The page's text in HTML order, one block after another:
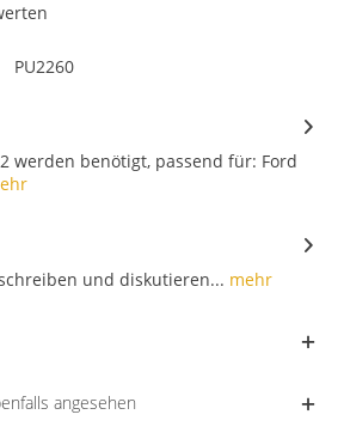
PU2260
werden benötigt, passend für: Ford
und diskutieren... mehr
angesehen